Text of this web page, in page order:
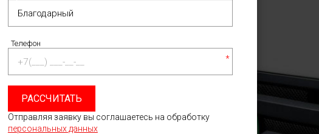
Телефон
*
РАССЧИТАТЬ
Отправляя заявку вы соглашаетесь на обработку
персональных данных